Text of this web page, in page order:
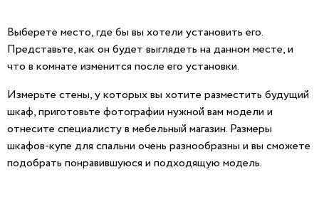
Выберете место, где бы вы хотели установить его.
Представьте, как он будет выглядеть на данном месте, и
что в комнате изменится после его установки.
Измерьте стены, у которых вы хотите разместить будущий
шкаф, приготовьте фотографии нужной вам модели и
отнесите специалисту в мебельный магазин. Размеры
шкафов-купе для спальни очень разнообразны и вы сможете
подобрать понравившуюся и подходящую модель.